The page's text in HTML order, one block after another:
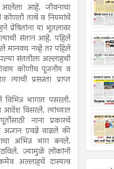
आलेला आहे. जीवनाचा
तत्वे व नियमांचे
प्रेषितांना या भूतलावर
संतान आहे. पहिले
नव्हे तर पहिले
संततीला अल्लाहची
कोणीच पूजनीय व
प्रसन्नता प्राप्त
भागात पसरली.
आदेश विसरले. त्यांच्यात
नाना प्रकारचे
अज्ञान एवढे वाढले की
अभिन्न भाग बनले.
ज्यामुळे लोकांनी
अल्लाहचे दास्यत्व